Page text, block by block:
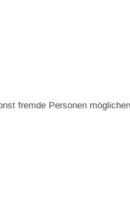
fremde Personen